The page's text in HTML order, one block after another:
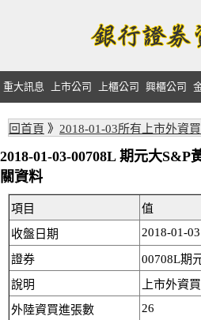
重大訊息 上市公司 上櫃公司 興櫃公司
回首頁 》 2018-01-03所有上市外資
2018-01-03-00708L 期元大S&P
關資料
項目
值
收盤日期
2018-01-03
證券
00708L期
說明
上市外資
外陸資買進張數
26